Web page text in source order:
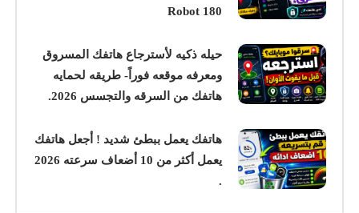
Robot 180
حيله ذكيه لأسترجاع هاتفك المسروق
ومعرفه موقعه فوراً- طريقه لحمايه
هاتفك من السرقه والتجسس 2026.
هاتفك يعمل ببطئ شديد ! أجعل هاتفك
يعمل أكثر من 10 أضعاف سرعته 2026
.